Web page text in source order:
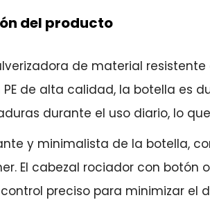
del producto
de material
PE de alta calidad, la botella es
durante el uso diario, lo
y minimalista de la botella,
El cabezal rociador con botón
preciso para minimizar el